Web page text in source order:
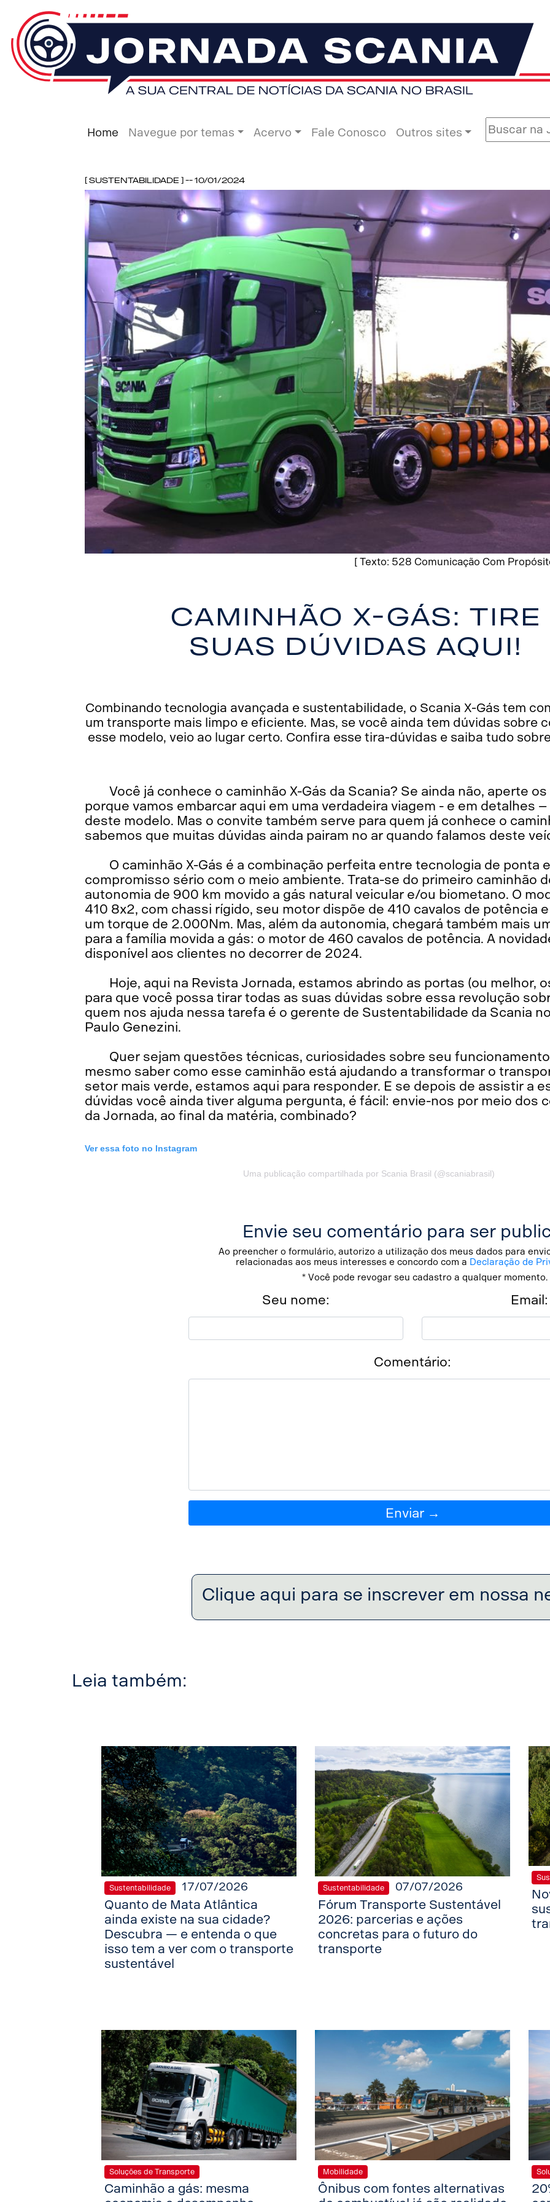
Home Navegue por temas Acervo Fale Conosco Outros sites
[ Sustentabilidade ] -- 10/01/2024
[ Texto: 528 Comunicação Com
Caminhão X-Gás: tire
suas dúvidas aqui!
Combinando tecnologia avançada e sustentabilidade, o Scania X-Gás tem
um transporte mais limpo e eficiente. Mas, se você ainda tem dúvidas sobre
esse modelo, veio ao lugar certo. Confira esse tira-dúvidas e saiba tudo
Você já conhece o caminhão X-Gás da Scania? Se ainda não, aperte
porque vamos embarcar aqui em uma verdadeira viagem - e em detalhes
deste modelo. Mas o convite também serve para quem já conhece o
sabemos que muitas dúvidas ainda pairam no ar quando falamos deste
O caminhão X-Gás é a combinação perfeita entre tecnologia de ponta
compromisso sério com o meio ambiente. Trata-se do primeiro caminhão
autonomia de 900 km movido a gás natural veicular e/ou biometano. O
410 8x2, com chassi rígido, seu motor dispõe de 410 cavalos de potência
um torque de 2.000Nm. Mas, além da autonomia, chegará também mais
para a família movida a gás: o motor de 460 cavalos de potência. A
disponível aos clientes no decorrer de 2024.
Hoje, aqui na Revista Jornada, estamos abrindo as portas (ou melhor,
para que você possa tirar todas as suas dúvidas sobre essa revolução
quem nos ajuda nessa tarefa é o gerente de Sustentabilidade da Scania
Paulo Genezini.
Quer sejam questões técnicas, curiosidades sobre seu
mesmo saber como esse caminhão está ajudando a transformar o
setor mais verde, estamos aqui para responder. E se depois de assistir a
dúvidas você ainda tiver alguma pergunta, é fácil: envie-nos por meio dos
da Jornada, ao final da matéria, combinado?
Ver essa foto no Instagram
Uma publicação compartilhada por Scania Brasil (@scaniabrasil)
Envie seu comentário para ser
Ao preencher o formulário, autorizo a utilização dos meus dados para
relacionadas aos meus interesses e concordo com a Declaração de
* Você pode revogar seu cadastro a qualquer momento.
Seu nome: Email:
Comentário:
Enviar →
Clique aqui para se inscrever em nossa
Leia também:
Sustentabilidade 17/07/2026
Quanto de Mata Atlântica
ainda existe na sua cidade?
Descubra — e entenda o que
isso tem a ver com o transporte
sustentável
Sustentabilidade 07/07/2026
Fórum Transporte Sustentável
2026: parcerias e ações
concretas para o futuro do
transporte
Soluções de Transporte
Caminhão a gás: mesma
Mobilidade
Ônibus com fontes alternativas